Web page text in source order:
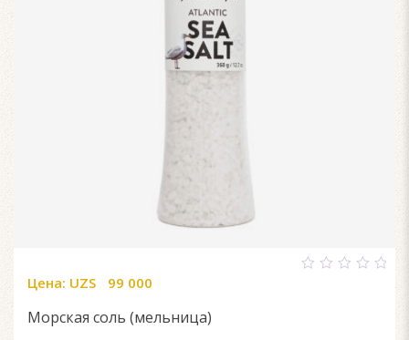
Цена: UZS 99 000
Морская соль (мельница)